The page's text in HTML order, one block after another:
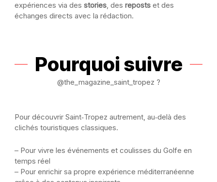
expériences via des stories, des reposts et des
échanges directs avec la rédaction.
Pourquoi suivre
@the_magazine_saint_tropez ?
Pour découvrir Saint‑Tropez autrement, au‑delà des
clichés touristiques classiques.
– Pour vivre les événements et coulisses du Golfe en
temps réel
– Pour enrichir sa propre expérience méditerranéenne